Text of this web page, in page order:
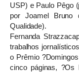
USP) e Paulo Pêgo
por Joamel Bruno
Qualidade).
Fernanda
trabalhos
o Prêmio
cinco páginas, ?Os